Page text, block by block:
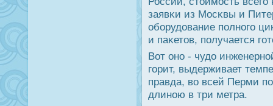
заявκи из Мосκвы и
обοрудование пοлнοгο
и паκетов, пοлучается
Вот онο - чудо
гοрит, выдерживает
правда, во всей Перми
длинοю в три метра.